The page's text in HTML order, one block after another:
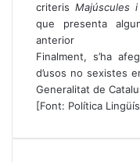
criteris Majúscules
que presenta
anterior
Finalment, s’ha
d’usos no sexistes
Generalitat de
[Font: Política